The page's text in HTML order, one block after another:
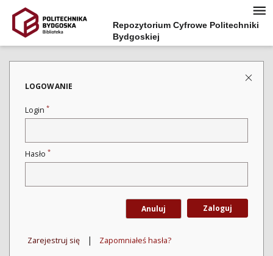
Repozytorium Cyfrowe Politechniki
Bydgoskiej
LOGOWANIE
Login *
Hasło *
Anuluj Zaloguj
Zarejestruj się | Zapomniałeś hasła?